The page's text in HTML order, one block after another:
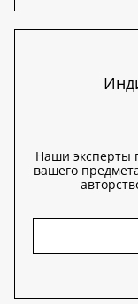
Наши эксперты
вашего